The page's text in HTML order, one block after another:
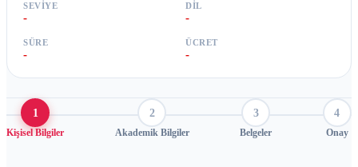
SEVIYE
-
DIL
-
SÜRE
-
ÜCRET
-
1
Kişisel Bilgiler
2
Akademik Bilgiler
3
Belgeler
4
Onay